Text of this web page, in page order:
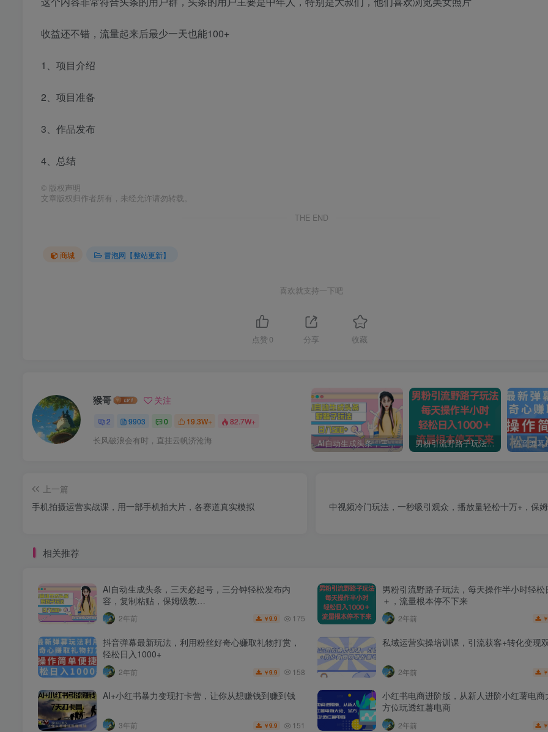
收益还不错，流量起来后最少一天也能100+
1、项目介绍
2、项目准备
3、作品发布
4、总结
© 版权声明
文章版权归作者所有，未经允许请勿转载。
THE END
商城 冒泡网【整站更新】
喜欢就支持一下吧
点赞 0 分享 收藏
猴哥 关注
2 9903 0 19.3W+ 82.7W+
长风破浪会有时，直挂云帆济沧海 AI自动生成头条，三天必起号，三分钟轻松发布内容，复制粘贴，保姆级教… 男粉引流野路子玩法，每天操作半小时轻松日入1000＋，流量根本停不下来
上一篇
手机拍摄运营实战课，用一部手机拍大片，各赛道真实模拟
中视频冷门玩法，一秒吸引观众，播放量轻松十万+，保
相关推荐
AI自动生成头条，三天必起号，三分钟轻松发布内
容，复制粘贴，保姆级教…
2年前 ￥9.9 175
男粉引流野路子玩法，每天操作半小时轻
＋，流量根本停不下来
2年前 ￥
抖音弹幕最新玩法，利用粉丝好奇心赚取礼物打赏，
轻松日入1000+
2年前 ￥9.9 158
私域运营实操培训课，引流获客+转化变现
2年前 ￥
AI+小红书暴力变现打卡营，让你从想赚钱到赚到钱
3年前 ￥9.9 151
小红书电商进阶版，从新人进阶小红薯电商
方位玩透红薯电商
2年前 ￥